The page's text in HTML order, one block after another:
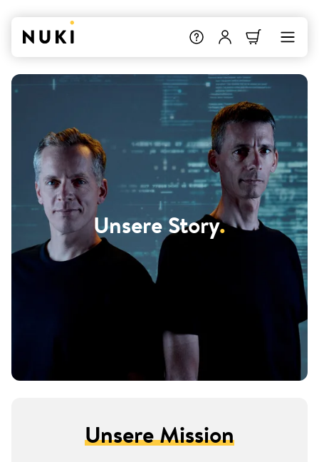
Unsere Story.
Unsere Mission